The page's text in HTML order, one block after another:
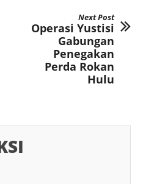
Next Post
Operasi Yustisi
Gabungan
Penegakan
Perda Rokan
Hulu